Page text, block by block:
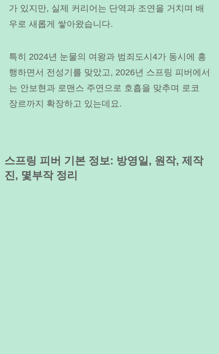
가 있지만, 실제 커리어는 단역과 조연을 거치며 배
우로 새롭게 쌓아왔습니다.
특히 2024년 눈물의 여왕과 범죄도시4가 동시에 흥
행하면서 전성기를 맞았고, 2026년 스프링 피버에서
는 안보현과 로맨스 주연으로 호흡을 맞추며 로코
장르까지 확장하고 있는데요.
스프링 피버 기본 정보: 방영일, 원작, 제작
진, 몇부작 정리